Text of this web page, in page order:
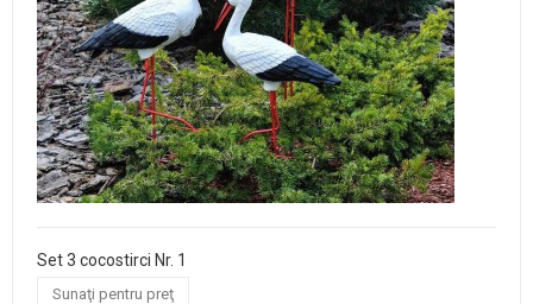
Set 3 cocostirci Nr. 1
Sunaţi pentru preţ